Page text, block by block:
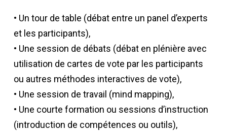
• Un tour de table (débat entre un panel d’experts
et les participants),
• Une session de débats (débat en plénière avec
utilisation de cartes de vote par les participants
ou autres méthodes interactives de vote),
• Une session de travail (mind mapping),
• Une courte formation ou sessions d’instruction
(introduction de compétences ou outils),